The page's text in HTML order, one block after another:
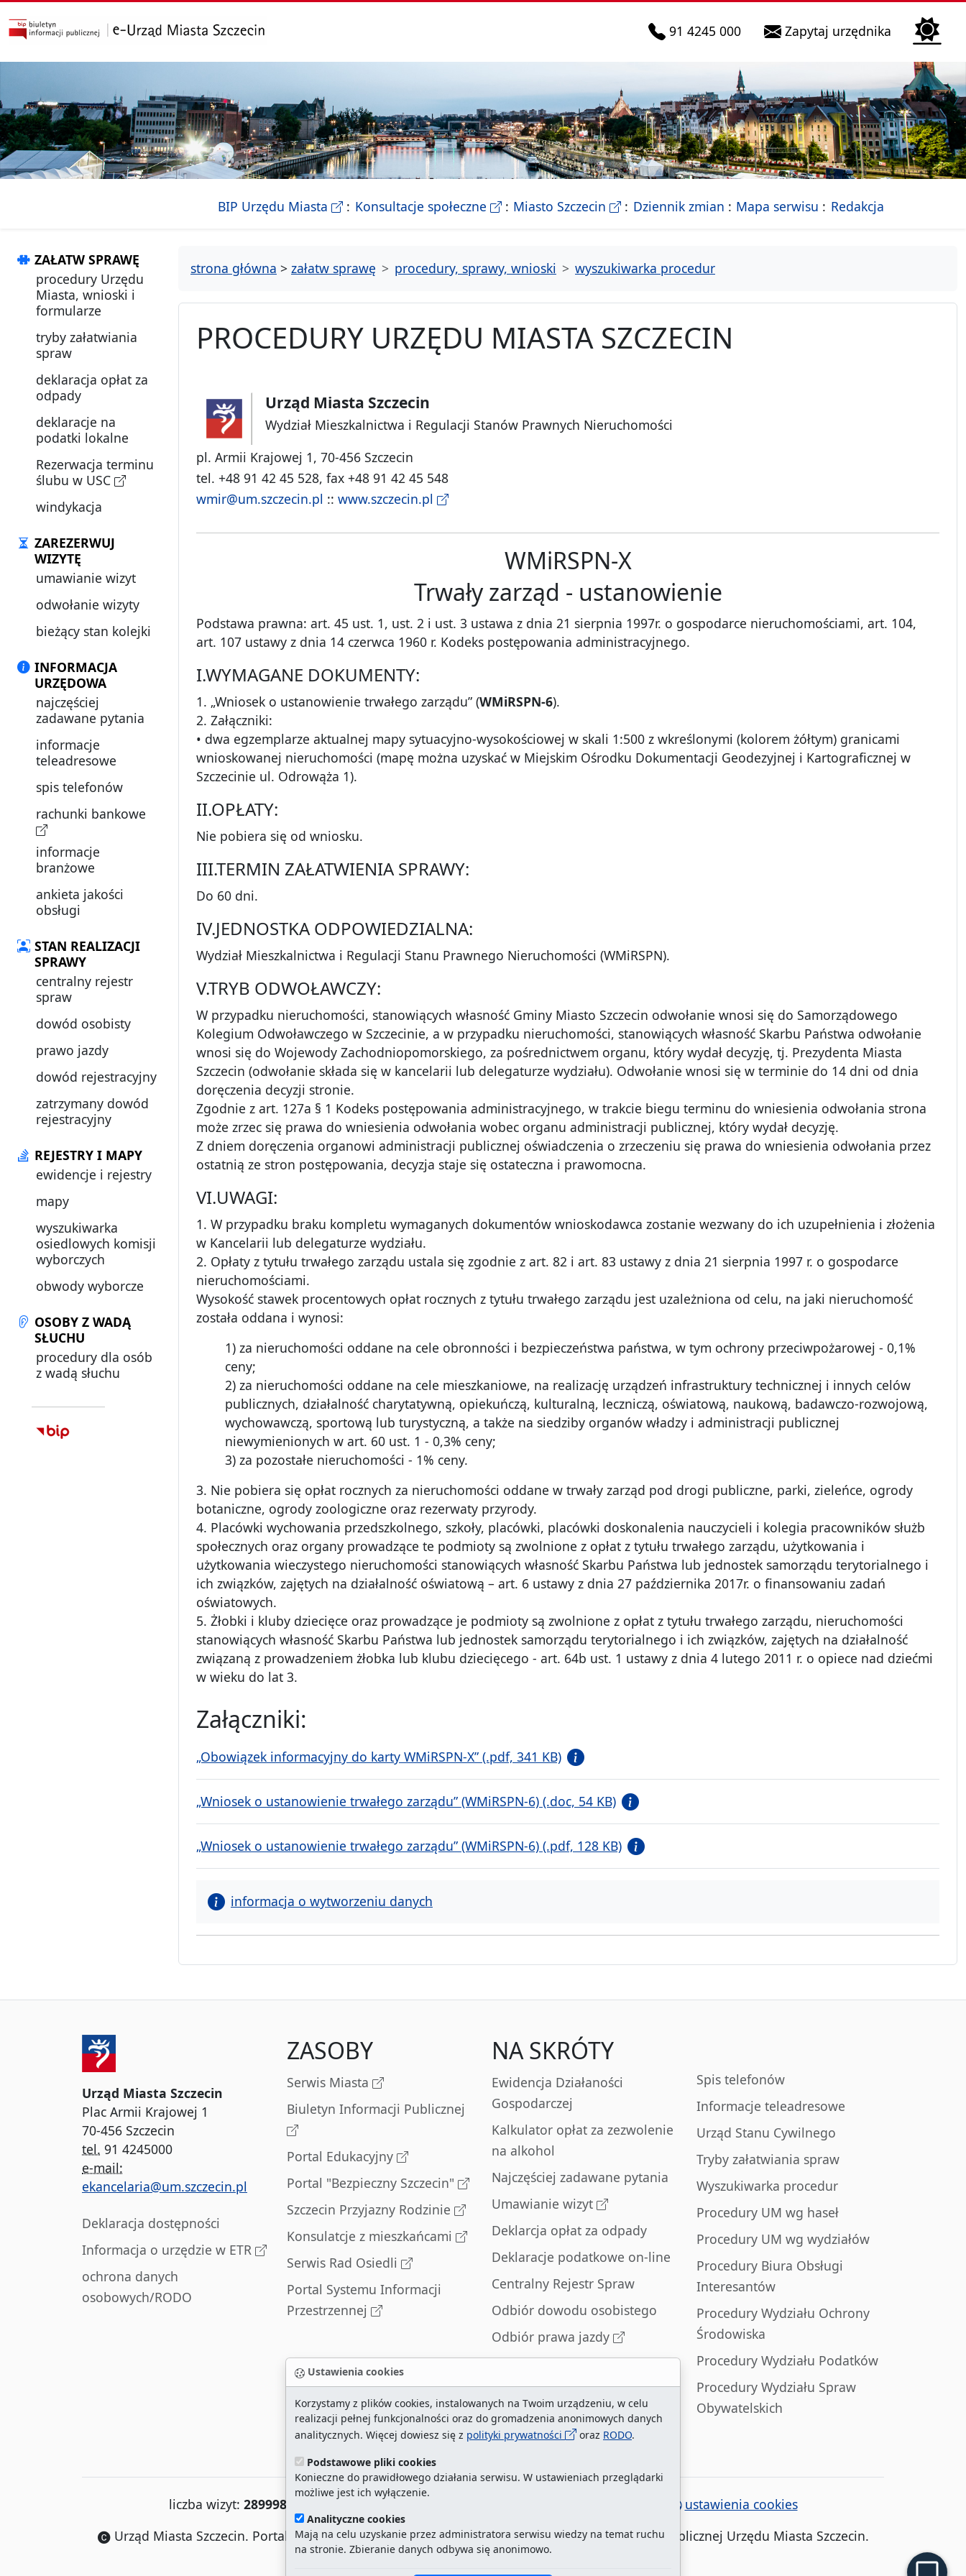
przejdź do głównego menu
Ustawienia cookies
Korzystamy z plików cookies, instalowanych na Twoim urządzeniu, w celu
realizacji pełnej funkcjonalności oraz do gromadzenia anonimowych danych
analitycznych. Więcej dowiesz się z polityki prywatności oraz RODO.
Podstawowe pliki cookies
Konieczne do prawidłowego działania serwisu. W ustawieniach przeglądarki
możliwe jest ich wyłączenie.
Analityczne cookies
Mają na celu uzyskanie przez administratora serwisu wiedzy na temat ruchu
na stronie. Zbieranie danych odbywa się anonimowo.
telefon do infolinii:
91 4245 000 Zapytaj urzędnika Biura
BIP Urzędu Miasta - Biletyn Informacji Publicznej Urzedu Miasta Szczecin
Konsultacje społeczne- strona konsultacji Miasta Szczecin
Miasto Szczecin - Oficjalna strona Miasta Szczecin
Dziennik zmian Mapa serwisu - drzewko rozdziałów
Redakcja
ZAŁATW SPRAWĘ
procedury Urzędu
Miasta, wnioski i
formularze
tryby załatwiania
spraw
deklaracja opłat za
odpady
deklaracje na
podatki lokalne
Rezerwacja terminu
ślubu w USC
windykacja
ZAREZERWUJ
WIZYTĘ
umawianie wizyt
odwołanie wizyty
bieżący stan kolejki
INFORMACJA
URZĘDOWA
najczęściej
zadawane pytania
informacje
teleadresowe
spis telefonów
rachunki bankowe
informacje
branżowe
ankieta jakości
obsługi
STAN REALIZACJI
SPRAWY
centralny rejestr
spraw
dowód osobisty
prawo jazdy
dowód rejestracyjny
zatrzymany dowód
rejestracyjny
REJESTRY I MAPY
ewidencje i rejestry
mapy
wyszukiwarka
osiedlowych komisji
wyborczych
obwody wyborcze
OSOBY Z WADĄ
SŁUCHU
procedury dla osób
z wadą słuchu
strona główna > załatw sprawę procedury, sprawy, wnioski wyszukiwarka procedur
PROCEDURY URZĘDU MIASTA SZCZECIN
Urząd Miasta Szczecin
Wydział Mieszkalnictwa i Regulacji Stanów Prawnych Nieruchomości
pl. Armii Krajowej 1, 70-456 Szczecin
tel. +48 91 42 45 528, fax +48 91 42 45 548
wmir@um.szczecin.pl :: www.szczecin.pl
WMiRSPN-X
Trwały zarząd - ustanowienie
Podstawa prawna: art. 45 ust. 1, ust. 2 i ust. 3 ustawa z dnia 21 sierpnia 1997r. o gospodarce nieruchomościami, art. 104,
art. 107 ustawy z dnia 14 czerwca 1960 r. Kodeks postępowania administracyjnego.
I.WYMAGANE DOKUMENTY:
1. „Wniosek o ustanowienie trwałego zarządu” (WMiRSPN-6).
2. Załączniki:
• dwa egzemplarze aktualnej mapy sytuacyjno-wysokościowej w skali 1:500 z wkreślonymi (kolorem żółtym) granicami
wnioskowanej nieruchomości (mapę można uzyskać w Miejskim Ośrodku Dokumentacji Geodezyjnej i Kartograficznej w
Szczecinie ul. Odrowąża 1).
II.OPŁATY:
Nie pobiera się od wniosku.
III.TERMIN ZAŁATWIENIA SPRAWY:
Do 60 dni.
IV.JEDNOSTKA ODPOWIEDZIALNA:
Wydział Mieszkalnictwa i Regulacji Stanu Prawnego Nieruchomości (WMiRSPN).
V.TRYB ODWOŁAWCZY:
W przypadku nieruchomości, stanowiących własność Gminy Miasto Szczecin odwołanie wnosi się do Samorządowego
Kolegium Odwoławczego w Szczecinie, a w przypadku nieruchomości, stanowiących własność Skarbu Państwa odwołanie
wnosi się do Wojewody Zachodniopomorskiego, za pośrednictwem organu, który wydał decyzję, tj. Prezydenta Miasta
Szczecin (odwołanie składa się w kancelarii lub delegaturze wydziału). Odwołanie wnosi się w terminie do 14 dni od dnia
doręczenia decyzji stronie.
Zgodnie z art. 127a § 1 Kodeks postępowania administracyjnego, w trakcie biegu terminu do wniesienia odwołania strona
może zrzec się prawa do wniesienia odwołania wobec organu administracji publicznej, który wydał decyzję.
Z dniem doręczenia organowi administracji publicznej oświadczenia o zrzeczeniu się prawa do wniesienia odwołania przez
ostatnią ze stron postępowania, decyzja staje się ostateczna i prawomocna.
VI.UWAGI:
1. W przypadku braku kompletu wymaganych dokumentów wnioskodawca zostanie wezwany do ich uzupełnienia i złożenia
w Kancelarii lub delegaturze wydziału.
2. Opłaty z tytułu trwałego zarządu ustala się zgodnie z art. 82 i art. 83 ustawy z dnia 21 sierpnia 1997 r. o gospodarce
nieruchomościami.
Wysokość stawek procentowych opłat rocznych z tytułu trwałego zarządu jest uzależniona od celu, na jaki nieruchomość
została oddana i wynosi:
1) za nieruchomości oddane na cele obronności i bezpieczeństwa państwa, w tym ochrony przeciwpożarowej - 0,1%
ceny;
2) za nieruchomości oddane na cele mieszkaniowe, na realizację urządzeń infrastruktury technicznej i innych celów
publicznych, działalność charytatywną, opiekuńczą, kulturalną, leczniczą, oświatową, naukową, badawczo-rozwojową,
wychowawczą, sportową lub turystyczną, a także na siedziby organów władzy i administracji publicznej
niewymienionych w art. 60 ust. 1 - 0,3% ceny;
3) za pozostałe nieruchomości - 1% ceny.
3. Nie pobiera się opłat rocznych za nieruchomości oddane w trwały zarząd pod drogi publiczne, parki, zieleńce, ogrody
botaniczne, ogrody zoologiczne oraz rezerwaty przyrody.
4. Placówki wychowania przedszkolnego, szkoły, placówki, placówki doskonalenia nauczycieli i kolegia pracowników służb
społecznych oraz organy prowadzące te podmioty są zwolnione z opłat z tytułu trwałego zarządu, użytkowania i
użytkowania wieczystego nieruchomości stanowiących własność Skarbu Państwa lub jednostek samorządu terytorialnego i
ich związków, zajętych na działalność oświatową – art. 6 ustawy z dnia 27 października 2017r. o finansowaniu zadań
oświatowych.
5. Żłobki i kluby dziecięce oraz prowadzące je podmioty są zwolnione z opłat z tytułu trwałego zarządu, nieruchomości
stanowiących własność Skarbu Państwa lub jednostek samorządu terytorialnego i ich związków, zajętych na działalność
związaną z prowadzeniem żłobka lub klubu dziecięcego - art. 64b ust. 1 ustawy z dnia 4 lutego 2011 r. o opiece nad dziećmi
w wieku do lat 3.
Załączniki:
„Obowiązek informacyjny do karty WMiRSPN-X” (.pdf, 341 KB)
„Wniosek o ustanowienie trwałego zarządu” (WMiRSPN-6) (.doc, 54 KB)
„Wniosek o ustanowienie trwałego zarządu” (WMiRSPN-6) (.pdf, 128 KB)
informacja o wytworzeniu danych
Urząd Miasta Szczecin
Plac Armii Krajowej 1
70-456 Szczecin
tel. 91 4245000
e-mail:
ekancelaria@um.szczecin.pl
Deklaracja dostępności
Informacja o urzędzie w ETR
ochrona danych
osobowych/RODO
ZASOBY
Serwis Miasta
Biuletyn Informacji Publicznej
Portal Edukacyjny
Portal "Bezpieczny Szczecin"
Szczecin Przyjazny Rodzinie
Konsulatcje z mieszkańcami
Serwis Rad Osiedli
Portal Systemu Informacji
Przestrzennej
NA SKRÓTY
Ewidencja Działaności
Gospodarczej
Kalkulator opłat za zezwolenie
na alkohol
Najczęściej zadawane pytania
Umawianie wizyt
Deklarcja opłat za odpady
Deklaracje podatkowe on-line
Centralny Rejestr Spraw
Odbiór dowodu osobistego
Odbiór prawa jazdy
Odbiór dowodu
rejestracyjnego
Zatrzymane dowody
rejestracyjne
Spis telefonów
Informacje teleadresowe
Urząd Stanu Cywilnego
Tryby załatwiania spraw
Wyszukiwarka procedur
Procedury UM wg haseł
Procedury UM wg wydziałów
Procedury Biura Obsługi
Interesantów
Procedury Wydziału Ochrony
Środowiska
Procedury Wydziału Podatków
Procedury Wydziału Spraw
Obywatelskich
liczba wizyt: 28999890 / aktualna strona:
ustawienia cookies
Urząd Miasta Szczecin. Portal eurzad.szczecin.pl jest integralną częścią Biuletynu Informacji Publicznej Urzędu Miasta Szczecin.
Kontakt:ekancelaria@um.szczecin.pl